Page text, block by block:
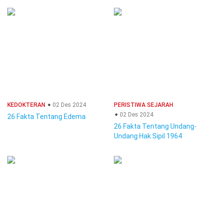
KEDOKTERAN 02 Des 2024
26 Fakta Tentang Edema
PERISTIWA SEJARAH
02 Des 2024
26 Fakta Tentang Undang-
Undang Hak Sipil 1964